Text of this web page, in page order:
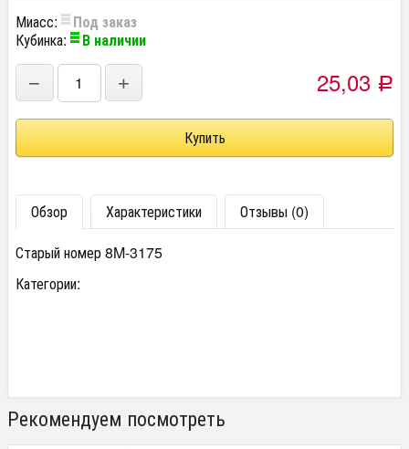
Миасс:
Под заказ
Кубинка:
В наличии
− + 25,03 Р
Обзор Характеристики
Отзывы (0)
Старый номер 8M-3175
Категории:
Рекомендуем посмотреть